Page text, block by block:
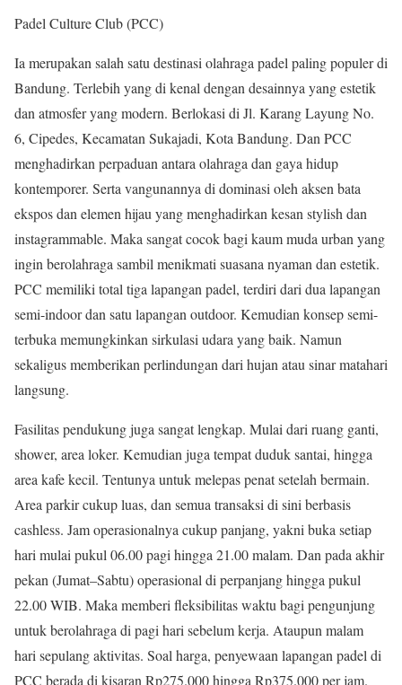
Padel Culture Club (PCC)
Ia merupakan salah satu destinasi olahraga padel paling populer di
Bandung. Terlebih yang di kenal dengan desainnya yang estetik
dan atmosfer yang modern. Berlokasi di Jl. Karang Layung No.
6, Cipedes, Kecamatan Sukajadi, Kota Bandung. Dan PCC
menghadirkan perpaduan antara olahraga dan gaya hidup
kontemporer. Serta vangunannya di dominasi oleh aksen bata
ekspos dan elemen hijau yang menghadirkan kesan stylish dan
instagrammable. Maka sangat cocok bagi kaum muda urban yang
ingin berolahraga sambil menikmati suasana nyaman dan estetik.
PCC memiliki total tiga lapangan padel, terdiri dari dua lapangan
semi-indoor dan satu lapangan outdoor. Kemudian konsep semi-
terbuka memungkinkan sirkulasi udara yang baik. Namun
sekaligus memberikan perlindungan dari hujan atau sinar matahari
langsung.
Fasilitas pendukung juga sangat lengkap. Mulai dari ruang ganti,
shower, area loker. Kemudian juga tempat duduk santai, hingga
area kafe kecil. Tentunya untuk melepas penat setelah bermain.
Area parkir cukup luas, dan semua transaksi di sini berbasis
cashless. Jam operasionalnya cukup panjang, yakni buka setiap
hari mulai pukul 06.00 pagi hingga 21.00 malam. Dan pada akhir
pekan (Jumat–Sabtu) operasional di perpanjang hingga pukul
22.00 WIB. Maka memberi fleksibilitas waktu bagi pengunjung
untuk berolahraga di pagi hari sebelum kerja. Ataupun malam
hari sepulang aktivitas. Soal harga, penyewaan lapangan padel di
PCC berada di kisaran Rp275.000 hingga Rp375.000 per jam.